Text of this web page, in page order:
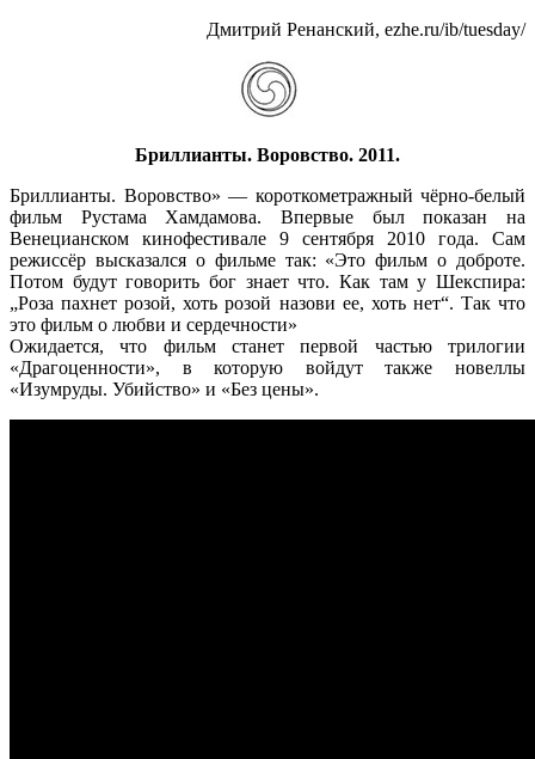
Дмитрий Ренанский, ezhe.ru/ib/tuesday/
Бриллианты. Воровство. 2011.
Бриллианты. Воровство» — короткометражный чёрно-белый
фильм Рустама Хамдамова. Впервые был показан на
Венецианском кинофестивале 9 сентября 2010 года. Сам
режиссёр высказался о фильме так: «Это фильм о доброте.
Потом будут говорить бог знает что. Как там у Шекспира:
„Роза пахнет розой, хоть розой назови ее, хоть нет“. Так что
это фильм о любви и сердечности»
Ожидается, что фильм станет первой частью трилогии
«Драгоценности», в которую войдут также новеллы
«Изумруды. Убийство» и «Без цены».